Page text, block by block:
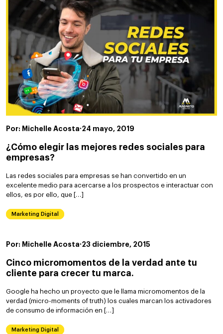
Por: Michelle Acosta·24 mayo, 2019
¿Cómo elegir las mejores redes sociales para
empresas?
Las redes sociales para empresas se han convertido en un
excelente medio para acercarse a los prospectos e interactuar con
ellos, es por ello, que […]
Marketing Digital
Por: Michelle Acosta·23 diciembre, 2015
Cinco micromomentos de la verdad ante tu
cliente para crecer tu marca.
Google ha hecho un proyecto que le llama micromomentos de la
verdad (micro-moments of truth) los cuales marcan los activadores
de consumo de información en […]
Marketing Digital